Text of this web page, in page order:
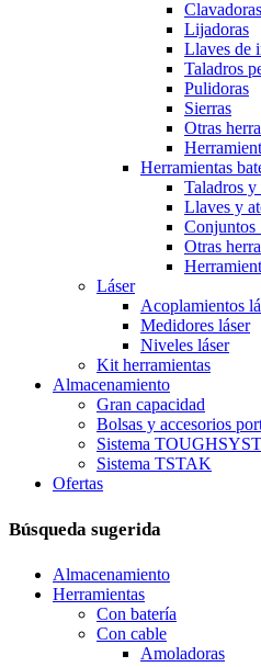
Lijadoras
Llaves de
Taladros
Pulidoras
Sierras
Otras
Herramientas
Taladros
Llaves y
Conjuntos
Otras
Láser
Acoplamientos
Medidores láser
Niveles láser
Kit herramientas
Almacenamiento
Gran capacidad
Bolsas y accesorios
Sistema
Sistema TSTAK
Ofertas
Búsqueda sugerida
Almacenamiento
Herramientas
Con batería
Con cable
Amoladoras